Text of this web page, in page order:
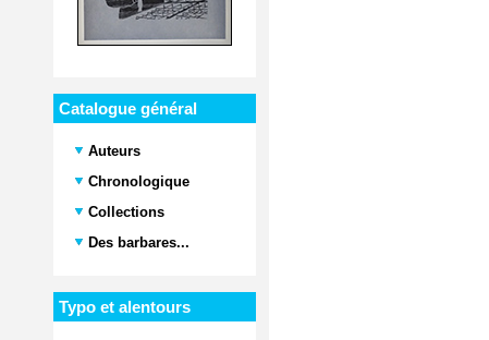
Catalogue général
Auteurs
Chronologique
Collections
Des barbares...
Typo et alentours